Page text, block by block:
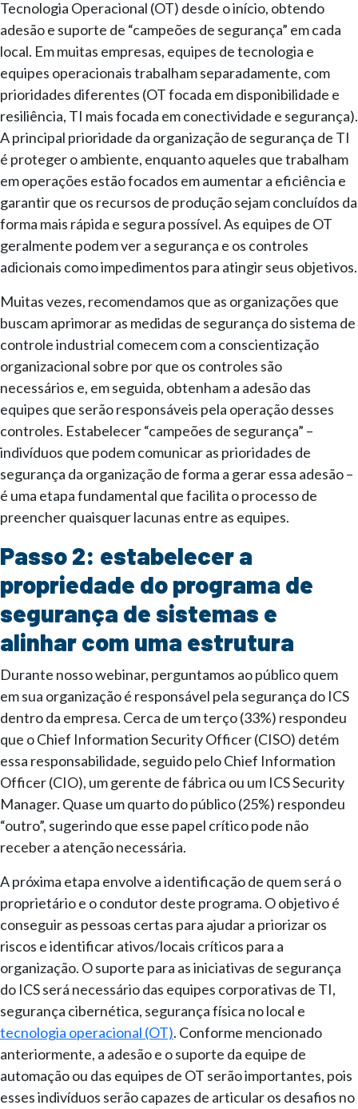
Tecnologia Operacional (OT) desde o início, obtendo
adesão e suporte de “campeões de segurança” em cada
local. Em muitas empresas, equipes de tecnologia e
equipes operacionais trabalham separadamente, com
prioridades diferentes (OT focada em disponibilidade e
resiliência, TI mais focada em conectividade e segurança).
A principal prioridade da organização de segurança de TI
é proteger o ambiente, enquanto aqueles que trabalham
em operações estão focados em aumentar a eficiência e
garantir que os recursos de produção sejam concluídos da
forma mais rápida e segura possível. As equipes de OT
geralmente podem ver a segurança e os controles
adicionais como impedimentos para atingir seus objetivos.
Muitas vezes, recomendamos que as organizações que
buscam aprimorar as medidas de segurança do sistema de
controle industrial comecem com a conscientização
organizacional sobre por que os controles são
necessários e, em seguida, obtenham a adesão das
equipes que serão responsáveis pela operação desses
controles. Estabelecer “campeões de segurança” –
indivíduos que podem comunicar as prioridades de
segurança da organização de forma a gerar essa adesão –
é uma etapa fundamental que facilita o processo de
preencher quaisquer lacunas entre as equipes.
Passo 2: estabelecer a
propriedade do programa de
segurança de sistemas e
alinhar com uma estrutura
Durante nosso webinar, perguntamos ao público quem
em sua organização é responsável pela segurança do ICS
dentro da empresa. Cerca de um terço (33%) respondeu
que o Chief Information Security Officer (CISO) detém
essa responsabilidade, seguido pelo Chief Information
Officer (CIO), um gerente de fábrica ou um ICS Security
Manager. Quase um quarto do público (25%) respondeu
“outro”, sugerindo que esse papel crítico pode não
receber a atenção necessária.
A próxima etapa envolve a identificação de quem será o
proprietário e o condutor deste programa. O objetivo é
conseguir as pessoas certas para ajudar a priorizar os
riscos e identificar ativos/locais críticos para a
organização. O suporte para as iniciativas de segurança
do ICS será necessário das equipes corporativas de TI,
segurança cibernética, segurança física no local e
tecnologia operacional (OT). Conforme mencionado
anteriormente, a adesão e o suporte da equipe de
automação ou das equipes de OT serão importantes, pois
esses indivíduos serão capazes de articular os desafios no